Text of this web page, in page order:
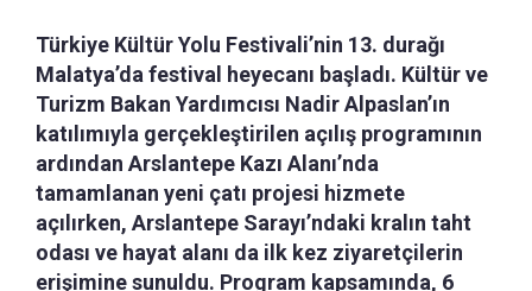
Türkiye Kültür Yolu Festivali’nin 13. durağı
Malatya’da festival heyecanı başladı. Kültür ve
Turizm Bakan Yardımcısı Nadir Alpaslan’ın
katılımıyla gerçekleştirilen açılış programının
ardından Arslantepe Kazı Alanı’nda
tamamlanan yeni çatı projesi hizmete
açılırken, Arslantepe Sarayı’ndaki kralın taht
odası ve hayat alanı da ilk kez ziyaretçilerin
erişimine sunuldu. Program kapsamında, 6